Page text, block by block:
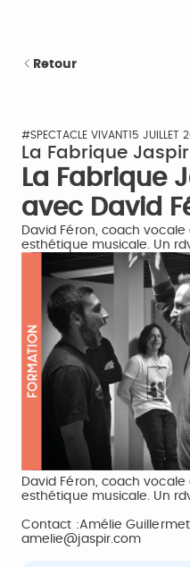
Retour
#SPECTACLE VIVANT15 JUILLET
La Fabrique Jaspir
La Fabrique
avec David
David Féron, coach
esthétique musicale. Un
David Féron, coach
esthétique musicale. Un
Contact :Amélie
amelie@jaspir.com